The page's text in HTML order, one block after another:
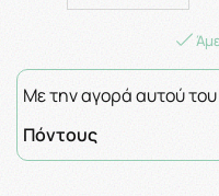
Με την αγορά αυτού του
Πόντους